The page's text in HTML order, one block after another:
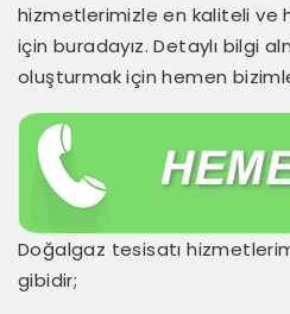
hizmetlerimizle en kaliteli ve
için buradayız. Detaylı bilgi
oluşturmak için hemen
Doğalgaz tesisatı
gibidir;